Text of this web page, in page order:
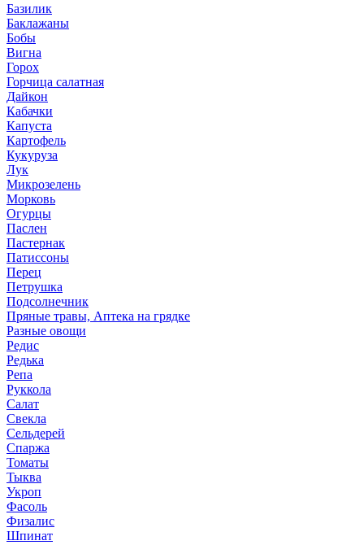
Базилик
Баклажаны
Бобы
Вигна
Горох
Горчица салатная
Дайкон
Кабачки
Капуста
Картофель
Кукуруза
Лук
Микрозелень
Морковь
Огурцы
Паслен
Пастернак
Патиссоны
Перец
Петрушка
Подсолнечник
Пряные травы, Аптека на грядке
Разные овощи
Редис
Редька
Репа
Руккола
Салат
Свекла
Сельдерей
Спаржа
Томаты
Тыква
Укроп
Фасоль
Физалис
Шпинат